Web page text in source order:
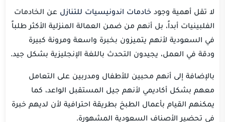
لا تقل أهمية وجود خادمات اندونيسيات للتنازل عن الخادمات
الفلبينيات أبداً، بل أنهم من ضمن العمالة المنزلية الأكثر طلباً
في السعودية لأنهم يتميزون بخبرة واسعة ومرونة كبيرة
ودقة في العمل، يجيدون التحدث باللغة الإنجليزية بشكل جيد.
بالإضافة إلى أنهم محبين للأطفال ومدربين على التعامل
معهم بشكل أكاديمي لأنهم جيل المستقبل الواعد، كما
يمكنهم القيام بأعمال الطبخ بطريقة احترافية لأن لديهم خبرة
في تحضير الأصناف السعودية المشهورة.